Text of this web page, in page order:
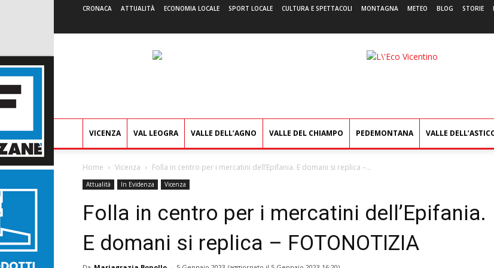
CRONACA ATTUALITÀ ECONOMIA LOCALE SPORT LOCALE CULTURA E SPETTACOLI MONTAGNA METEO BLOG STORIE
L'Eco
VICENZA VAL LEOGRA VALLE DELL’AGNO VALLE DEL CHIAMPO PEDEMONTANA VALLE
Home Vicenza Folla in centro per i mercatini dell’Epifania. E domani si replica –...
Attualità In Evidenza Vicenza
Folla in centro per i mercatini dell’Epifania.
E domani si replica – FOTONOTIZIA